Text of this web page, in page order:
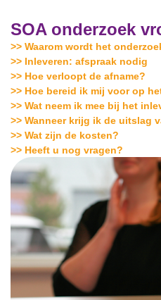
SOA onderzoek
>> Waarom wordt het
>> Inleveren: afspraak nodig
>> Hoe verloopt de afname?
>> Hoe bereid ik mij voor op
>> Wat neem ik mee bij het
>> Wanneer krijg ik de uitslag
>> Wat zijn de kosten?
>> Heeft u nog vragen?